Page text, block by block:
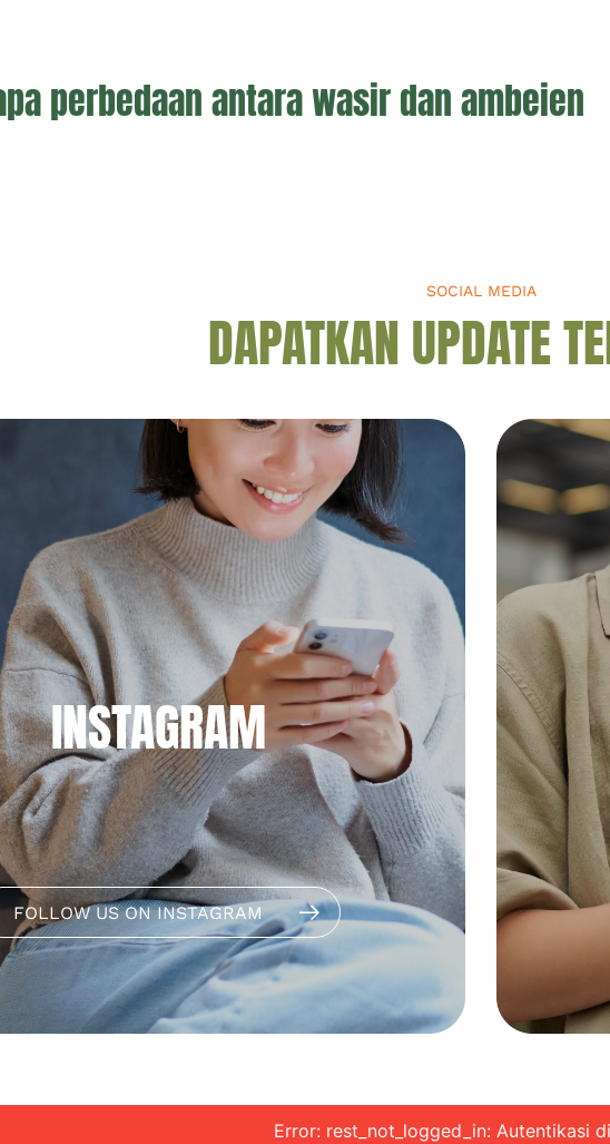
perbedaan antara wasir dan ambeien
SOCIAL MEDIA
DAPATKAN UPDATE
INSTAGRAM
FOLLOW US ON INSTAGRAM
Error: rest_not_logged_in: Autentikasi